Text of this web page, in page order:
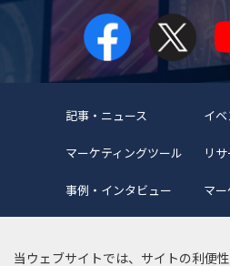
記事・ニュース イ
マーケティングツール リ
事例・インタビュー マ
当ウェブサイトでは、サイトの利便